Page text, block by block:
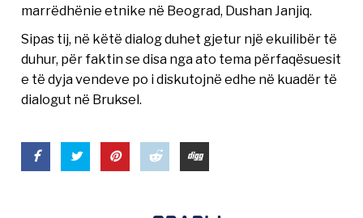
marrëdhënie etnike në Beograd, Dushan Janjiq.
Sipas tij, në këtë dialog duhet gjetur një ekuilibër të
duhur, për faktin se disa nga ato tema përfaqësuesit
e të dyja vendeve po i diskutojnë edhe në kuadër të
dialogut në Bruksel.